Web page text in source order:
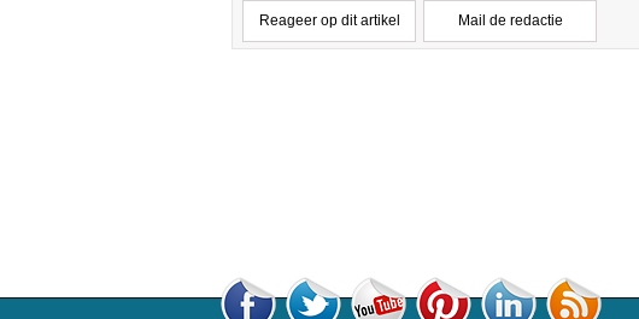
Reageer op dit artikel Mail de redactie